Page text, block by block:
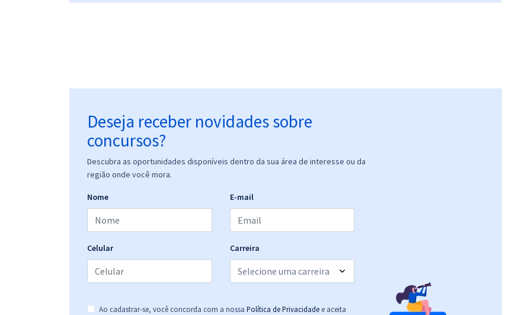
Deseja receber novidades sobre
concursos?
Descubra as oportunidades disponíveis dentro da sua área de interesse ou da
região onde você mora.
Nome E-mail
Celular Carreira
Ao cadastrar-se, você concorda com a nossa Política de Privacidade e aceita